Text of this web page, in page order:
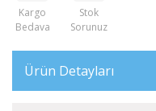
Kargo
Bedava
Stok
Sorunuz
Ürün Detayları